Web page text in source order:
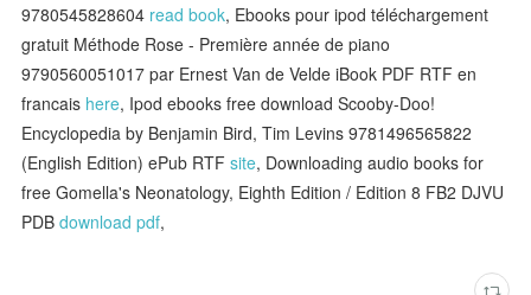
9780545828604 read book, Ebooks pour ipod téléchargement
gratuit Méthode Rose - Première année de piano
9790560051017 par Ernest Van de Velde iBook PDF RTF en
francais here, Ipod ebooks free download Scooby-Doo!
Encyclopedia by Benjamin Bird, Tim Levins 9781496565822
(English Edition) ePub RTFsite, Downloading audio books for
free Gomella's Neonatology, Eighth Edition / Edition 8 FB2 DJVU
PDBdownload pdf,